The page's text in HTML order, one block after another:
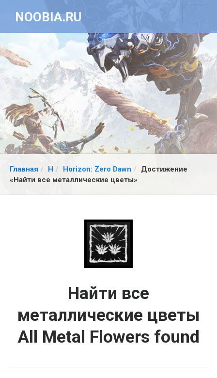
NOOBIA.RU
Главная H Horizon: Zero Dawn
Достижение
«Найти все металлические цветы»
Найти все
металлические цветы
All Metal Flowers found